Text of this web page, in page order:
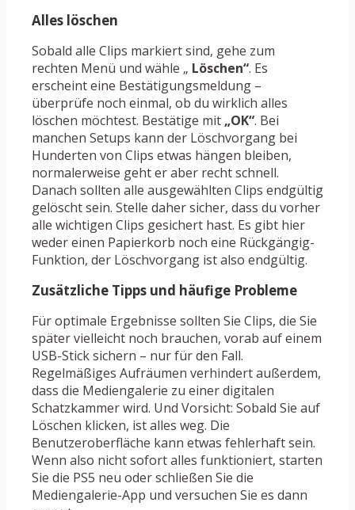
Alles löschen
Sobald alle Clips markiert sind, gehe zum
rechten Menü und wähle „ Löschen“. Es
erscheint eine Bestätigungsmeldung –
überprüfe noch einmal, ob du wirklich alles
löschen möchtest. Bestätige mit „OK“. Bei
manchen Setups kann der Löschvorgang bei
Hunderten von Clips etwas hängen bleiben,
normalerweise geht er aber recht schnell.
Danach sollten alle ausgewählten Clips endgültig
gelöscht sein. Stelle daher sicher, dass du vorher
alle wichtigen Clips gesichert hast. Es gibt hier
weder einen Papierkorb noch eine Rückgängig-
Funktion, der Löschvorgang ist also endgültig.
Zusätzliche Tipps und häufige Probleme
Für optimale Ergebnisse sollten Sie Clips, die Sie
später vielleicht noch brauchen, vorab auf einem
USB-Stick sichern – nur für den Fall.
Regelmäßiges Aufräumen verhindert außerdem,
dass die Mediengalerie zu einer digitalen
Schatzkammer wird. Und Vorsicht: Sobald Sie auf
Löschen klicken, ist alles weg. Die
Benutzeroberfläche kann etwas fehlerhaft sein.
Wenn also nicht sofort alles funktioniert, starten
Sie die PS5 neu oder schließen Sie die
Mediengalerie-App und versuchen Sie es dann